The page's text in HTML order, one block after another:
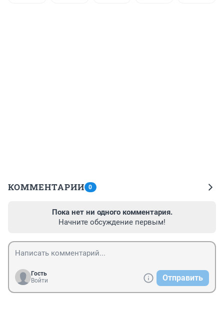
КОММЕНТАРИИ 0
Пока нет ни одного комментария.
Начните обсуждение первым!
Гость
Войти
Отправить